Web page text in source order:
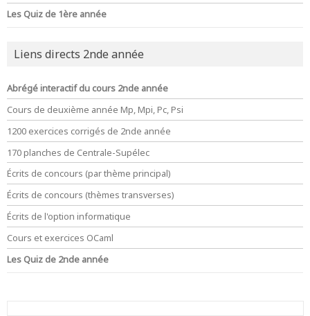
Les Quiz de 1ère année
Liens directs 2nde année
Abrégé interactif du cours 2nde année
Cours de deuxième année Mp, Mpi, Pc, Psi
1200 exercices corrigés de 2nde année
170 planches de Centrale-Supélec
Écrits de concours (par thème principal)
Écrits de concours (thèmes transverses)
Écrits de l'option informatique
Cours et exercices OCaml
Les Quiz de 2nde année